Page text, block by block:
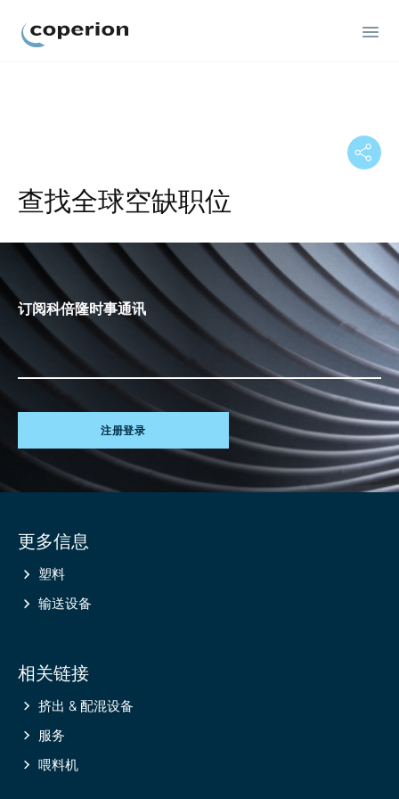
查找全球空缺职位
订阅科倍隆时事通讯
注册登录
information
更多信息
塑料
输送设备
相关链接
挤出 & 配混设备
服务
喂料机